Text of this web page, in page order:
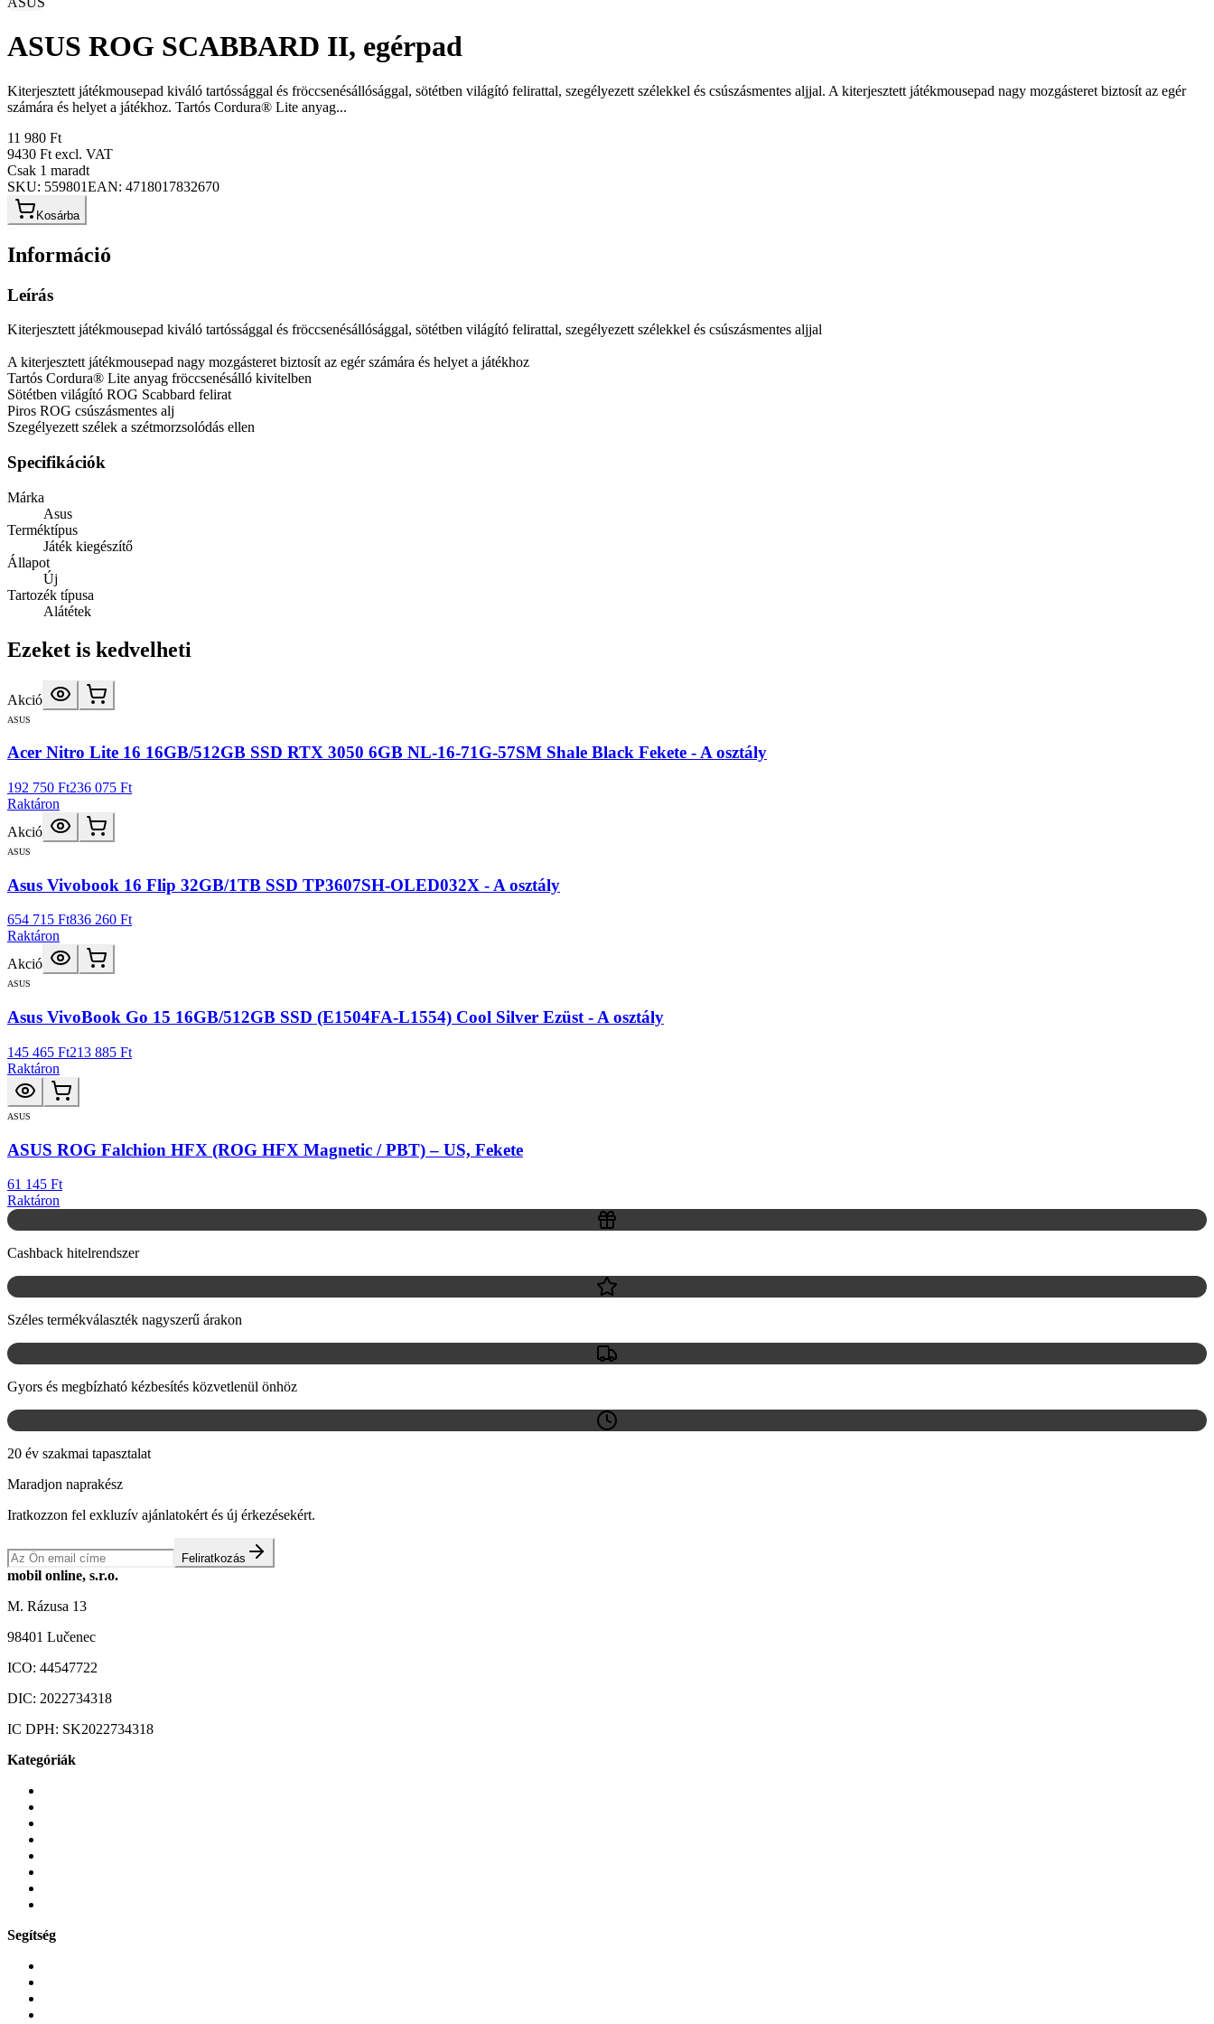
ASUS ROG SCABBARD II, egérpad
Kiterjesztett játékmousepad kiváló tartóssággal és fröccsenésállósággal, sötétben világító felirattal, szegélyezett szélekkel és csúszásmentes aljjal. A kiterjesztett játékmousepad nagy mozgásteret biztosít az egér
számára és helyet a játékhoz. Tartós Cordura® Lite anyag...
11 980 Ft
9430 Ft excl. VAT
Csak 1 maradt
SKU: 559801EAN: 4718017832670
Kosárba
Információ
Leírás
Kiterjesztett játékmousepad kiváló tartóssággal és fröccsenésállósággal, sötétben világító felirattal, szegélyezett szélekkel és csúszásmentes aljjal
A kiterjesztett játékmousepad nagy mozgásteret biztosít az egér számára és helyet a játékhoz
Tartós Cordura® Lite anyag fröccsenésálló kivitelben
Sötétben világító ROG Scabbard felirat
Piros ROG csúszásmentes alj
Szegélyezett szélek a szétmorzsolódás ellen
Specifikációk
Márka
Asus
Terméktípus
Játék kiegészítő
Állapot
Új
Tartozék típusa
Alátétek
Ezeket is kedvelheti
Akció
ASUS
Acer Nitro Lite 16 16GB/512GB SSD RTX 3050 6GB NL-16-71G-57SM Shale Black Fekete - A osztály
192 750 Ft236 075 Ft
Raktáron
Akció
ASUS
Asus Vivobook 16 Flip 32GB/1TB SSD TP3607SH-OLED032X - A osztály
654 715 Ft836 260 Ft
Raktáron
Akció
ASUS
Asus VivoBook Go 15 16GB/512GB SSD (E1504FA-L1554) Cool Silver Ezüst - A osztály
145 465 Ft213 885 Ft
Raktáron
ASUS
ASUS ROG Falchion HFX (ROG HFX Magnetic / PBT) – US, Fekete
61 145 Ft
Raktáron
Cashback hitelrendszer
Széles termékválaszték nagyszerű árakon
Gyors és megbízható kézbesítés közvetlenül önhöz
20 év szakmai tapasztalat
Maradjon naprakész
Iratkozzon fel exkluzív ajánlatokért és új érkezésekért.
Feliratkozás
mobil online, s.r.o.
M. Rázusa 13
98401 Lučenec
ICO: 44547722
DIC: 2022734318
IC DPH: SK2022734318
Kategóriák
Segítség